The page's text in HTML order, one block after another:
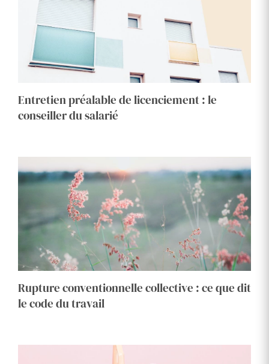
Entretien préalable de licenciement : le
conseiller du salarié
Rupture conventionnelle collective : ce que dit
le code du travail